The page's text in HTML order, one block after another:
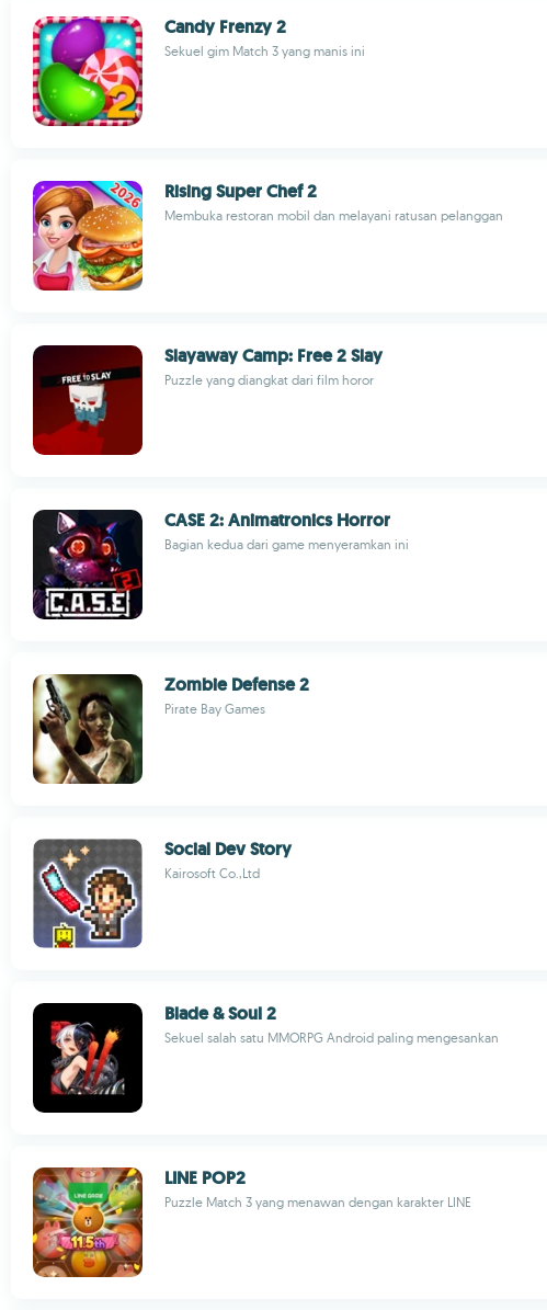
Candy Frenzy 2
Sekuel gim Match 3 yang manis ini
Rising Super Chef 2
Membuka restoran mobil dan melayani ratusan pelanggan
Slayaway Camp: Free 2 Slay
Puzzle yang diangkat dari film horor
CASE 2: Animatronics Horror
Bagian kedua dari game menyeramkan ini
Zombie Defense 2
Pirate Bay Games
Social Dev Story
Kairosoft Co.,Ltd
Blade & Soul 2
Sekuel salah satu MMORPG Android paling mengesankan
LINE POP2
Puzzle Match 3 yang menawan dengan karakter LINE